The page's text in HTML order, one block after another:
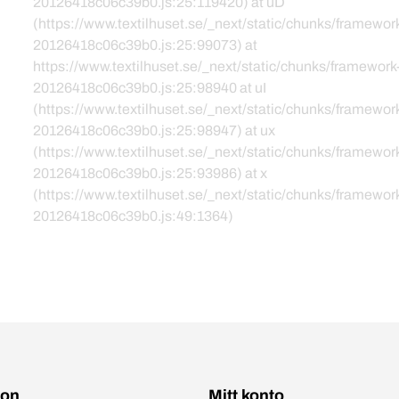
(https://www.textilhuset.se/_next/static/chunks/
20126418c06c39b0.js:25:99073) at
https://www.textilhuset.se/_next/static/chunks/
20126418c06c39b0.js:25:98940 at uI
(https://www.textilhuset.se/_next/static/chunks/
20126418c06c39b0.js:25:98947) at ux
(https://www.textilhuset.se/_next/static/chunks/
20126418c06c39b0.js:25:93986) at x
(https://www.textilhuset.se/_next/static/chunks/
20126418c06c39b0.js:49:1364)